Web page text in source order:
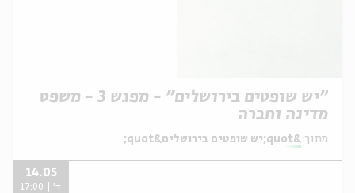
"יש שופטים בירושלים" - מפגש 3 - משפט
מדינה וחברה
מתוך:&quot;יש שופטים בירושלים&quot;
14.05
ד' | 17:00